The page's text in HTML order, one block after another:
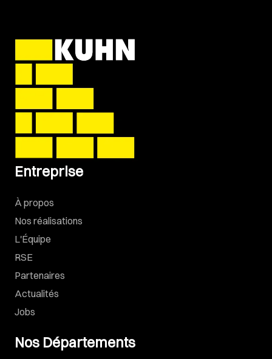
Entreprise
À propos
Nos réalisations
L'Équipe
RSE
Partenaires
Actualités
Jobs
Nos Départements